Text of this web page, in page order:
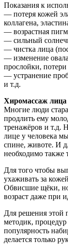
Показания к
— потеря кожей
коллагена,
— возрастная
— сильный
— чистка лица
— изменение
прослойки,
— устранение
и т.д.
Хиромассаж лица
Многие люди
продлить ему
тренажёров и т.д.
лице у человека
спине, животе. И
необходимо также
Для того чтобы
ухаживать за
Обвисшие щёки,
возраст даже при
Для решения этой
методик,
популярность
делается только